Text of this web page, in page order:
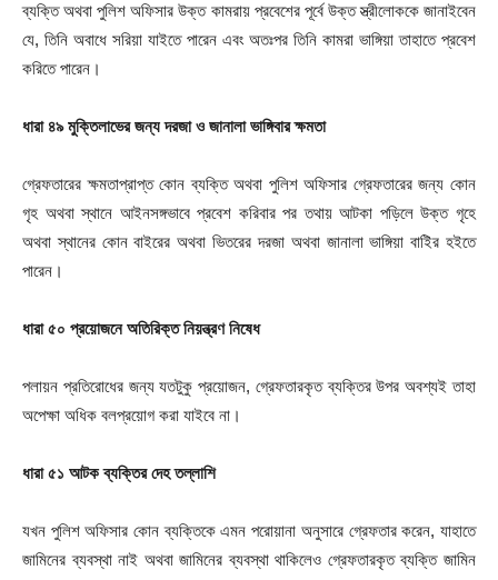
ব্যক্তি অথবা পুলিশ অফিসার উক্ত কামরায় প্রবেশের পূর্বে উক্ত স্ত্রীলোককে জানাইবেন
যে, তিনি অবাধে সরিয়া যাইতে পারেন এবং অতঃপর তিনি কামরা ভাঙ্গিয়া তাহাতে প্রবেশ
করিতে পারেন।
ধারা ৪৯ মুক্তিলাভের জন্য দরজা ও জানালা ভাঙ্গিবার ক্ষমতা
গ্রেফতারের ক্ষমতাপ্রাপ্ত কোন ব্যক্তি অথবা পুলিশ অফিসার গ্রেফতারের জন্য কোন
গৃহ অথবা স্থানে আইনসঙ্গভাবে প্রবেশ করিবার পর তথায় আটকা পড়িলে উক্ত গৃহে
অথবা স্থানের কোন বাইরের অথবা ভিতরের দরজা অথবা জানালা ভাঙ্গিয়া বাইির হইতে
পারেন।
ধারা ৫০ প্রয়োজনে অতিরিক্ত নিয়ন্ত্রণ নিষেধ
পলায়ন প্রতিরোধের জন্য যতটুকু প্রয়োজন, গ্রেফতারকৃত ব্যক্তির উপর অবশ্যই তাহা
অপেক্ষা অধিক বলপ্রয়োগ করা যাইবে না।
ধারা ৫১ আটক ব্যক্তির দেহ তল্লাশি
যখন পুলিশ অফিসার কোন ব্যক্তিকে এমন পরোয়ানা অনুসারে গ্রেফতার করেন, যাহাতে
জামিনের ব্যবস্থা নাই অথবা জামিনের ব্যবস্থা থাকিলেও গ্রেফতারকৃত ব্যক্তি জামিন